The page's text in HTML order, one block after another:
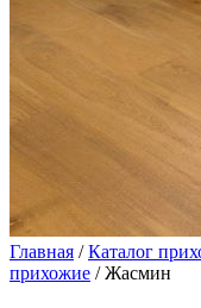
Главная /Каталог
прихожие / Жасмин